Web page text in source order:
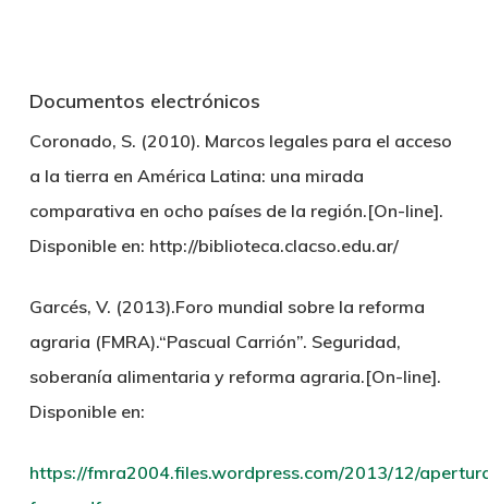
Documentos electrónicos
Coronado, S. (2010). Marcos legales para el acceso
a la tierra en América Latina: una mirada
comparativa en ocho países de la región.[On-line].
Disponible en: http://biblioteca.clacso.edu.ar/
Garcés, V. (2013).Foro mundial sobre la reforma
agraria (FMRA).“Pascual Carrión”. Seguridad,
soberanía alimentaria y reforma agraria.[On-line].
Disponible en:
https://fmra2004.files.wordpress.com/2013/12/